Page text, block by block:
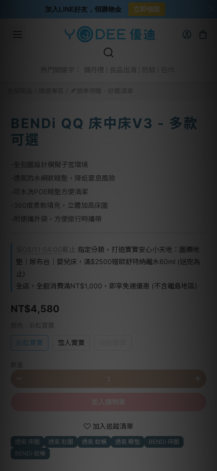
熱門關鍵字： 彌月禮 良品出清 防蚊
🍂換季保暖．好眠清單
BENDi QQ 床中床V3 - 多款
可選
-全包圍設計模擬子宮環境
-透氣防水網狀睡墊，降低窒息風險
-可水洗POE睡墊方便清潔
-360度柔軟填充，立體加高床圍
-附便攜外袋，方便旅行時攜帶
08/11 04:00截止 指定分類，打造寶寶安心小天地：圍欄地
墊｜尿布台｜嬰兒床，滿$2500贈歐舒特納離水60ml (送完為
止)
全店，全館消費滿NT$1,000，即享免運優惠 (不含離島地區)
NT$4,580
: 彩虹寶寶
彩虹寶寶 雪人寶寶
加入追蹤清單
透氣 床圍 透氣 肚圍 透氣 蚊帳 透氣 睡墊
BENDi 床圍
BENDi 蚊帳
加入LINE好友，領購物金 立即領取